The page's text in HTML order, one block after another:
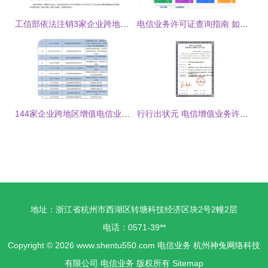
地址：浙江省杭州市西湖区转塘科技经济区块2号2幢2层
电话：0571-39**
Copyright © 2026 www.shentu550.com 电信业务 杭州神兔网络科技
有限公司 电信业务 版权所有 Sitemap